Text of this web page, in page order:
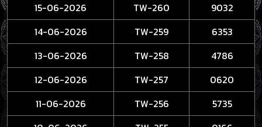
15-06-2026
TW-260
9032
14-06-2026
TW-259
6353
13-06-2026
TW-258
4786
12-06-2026
TW-257
0620
11-06-2026
TW-256
5735